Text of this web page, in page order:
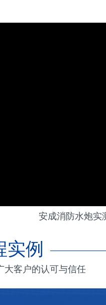
安成消防水炮实
实例
大客户的认可与信任